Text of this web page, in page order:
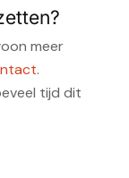
meer
.
tijd dit